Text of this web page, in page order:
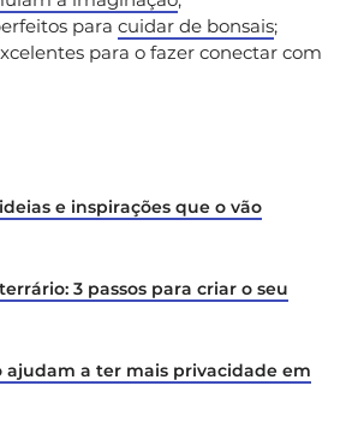
para cuidar de bonsais;
para o fazer conectar com
e inspirações que o vão
3 passos para criar o seu
ajudam a ter mais privacidade em